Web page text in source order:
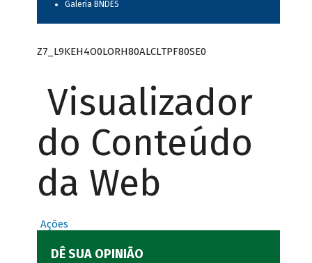
Galeria BNDES
Z7_L9KEH4O0LORH80ALCLTPF80SE0
Visualizador
do Conteúdo
da Web
Ações
DÊ SUA OPINIÃO